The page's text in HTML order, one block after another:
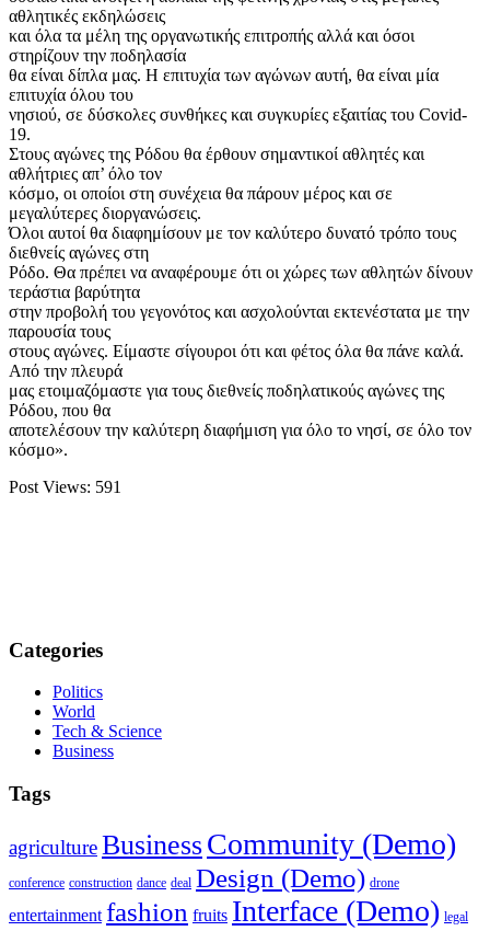
αθλητικές εκδηλώσεις
και όλα τα μέλη της οργανωτικής επιτροπής αλλά και όσοι
στηρίζουν την ποδηλασία
θα είναι δίπλα μας. Η επιτυχία των αγώνων αυτή, θα είναι μία
επιτυχία όλου του
νησιού, σε δύσκολες συνθήκες και συγκυρίες εξαιτίας του Covid-
19.
Στους αγώνες της Ρόδου θα έρθουν σημαντικοί αθλητές και
αθλήτριες απ’ όλο τον
κόσμο, οι οποίοι στη συνέχεια θα πάρουν μέρος και σε
μεγαλύτερες διοργανώσεις.
Όλοι αυτοί θα διαφημίσουν με τον καλύτερο δυνατό τρόπο τους
διεθνείς αγώνες στη
Ρόδο. Θα πρέπει να αναφέρουμε ότι οι χώρες των αθλητών δίνουν
τεράστια βαρύτητα
στην προβολή του γεγονότος και ασχολούνται εκτενέστατα με την
παρουσία τους
στους αγώνες. Είμαστε σίγουροι ότι και φέτος όλα θα πάνε καλά.
Από την πλευρά
μας ετοιμαζόμαστε για τους διεθνείς ποδηλατικούς αγώνες της
Ρόδου, που θα
αποτελέσουν την καλύτερη διαφήμιση για όλο το νησί, σε όλο τον
κόσμο».
Post Views: 591
Categories
Politics
World
Tech & Science
Business
Tags
agricultureBusinessCommunity (Demo)
conference construction dance deal Design (Demo) drone
entertainment fashion fruits Interface (Demo) legal